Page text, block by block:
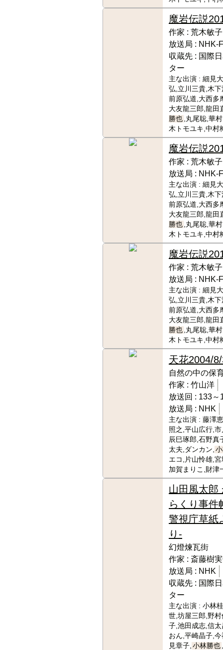
魔岩伝説
作家 : 荒木敏子
放送局 : NHK-
収蔵先 : 国際
ター
主な出演 : 細見
弘,立川三貴,木
前原弘道,大西多
大友龍三郎,龍田
勝也 ,丸尾聡,華
木トモユキ,中村
魔岩伝説
作家 : 荒木敏子
放送局 : NHK-
主な出演 : 細見
弘,立川三貴,木
前原弘道,大西多
大友龍三郎,龍田
勝也 ,丸尾聡,華
木トモユキ,中村
魔岩伝説
作家 : 荒木敏子
放送局 : NHK-
主な出演 : 細見
弘,立川三貴,木
前原弘道,大西多
大友龍三郎,龍田
勝也 ,丸尾聡,華
木トモユキ,中村
天花2004/
自然の中の保
作家 : 竹山洋
放送回 : 133～
放送局 : NHK
主な出演 : 藤澤
照之,平山広行,
辰巳琢郎,石野真
太夫,ダンカン,
エコ,片山怜雄,
加賀まりこ,財津
山田風太郎
らくり事件
警視庁草紙
り-
幻燈煉瓦街
作家 : 斎藤樹
放送局 : NHK
収蔵先 : 国際
ター
主な出演 : 小林
世,坊屋三郎,野
子,池田成志,信
おん,平崎晶子,
見章子, 小林勝也